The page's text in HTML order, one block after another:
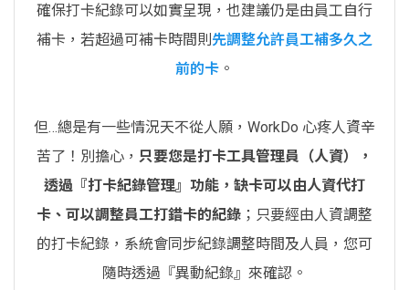
確保打卡紀錄可以如實呈現，也建議仍是由員工自行
補卡，若超過可補卡時間則 先調整允許員工補多久之
前的卡 。
但…總是有一些情況天不從人願，WorkDo 心疼人資辛
苦了！別擔心， 只要您是打卡工具管理員（人資），
透過『打卡紀錄管理』功能，缺卡可以由人資代打
卡、可以調整員工打錯卡的紀錄 ；只要經由人資調整
的打卡紀錄，系統會同步紀錄調整時間及人員，您可
隨時透過『異動紀錄』來確認。